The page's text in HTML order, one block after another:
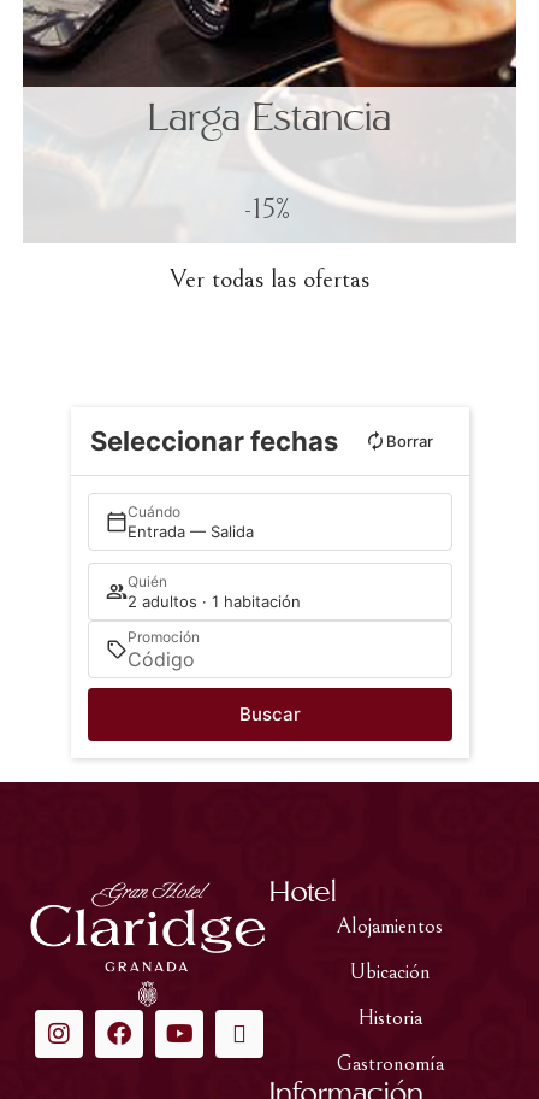
Larga Estancia
-15%
Ver todas las ofertas
Seleccionar fechas Borrar
Cuándo
Entrada — Salida
Quién
2 adultos · 1 habitación
Promoción
Buscar
Hotel
Alojamientos
Ubicación
Historia
Gastronomía